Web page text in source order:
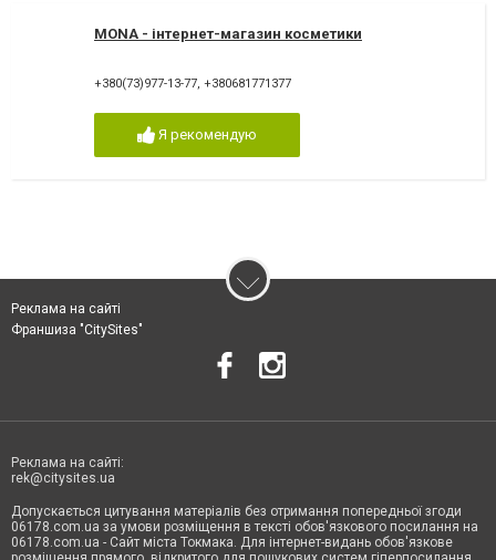
MONA - інтернет-магазин косметики
+380(73)977-13-77, +380681771377
Я рекомендую
Реклама на сайті
Франшиза "CitySites"
Реклама на сайті:
rek@citysites.ua
Допускається цитування матеріалів без отримання попередньої згоди
06178.com.ua за умови розміщення в тексті обов'язкового посилання на
06178.com.ua - Сайт міста Токмака. Для інтернет-видань обов'язкове